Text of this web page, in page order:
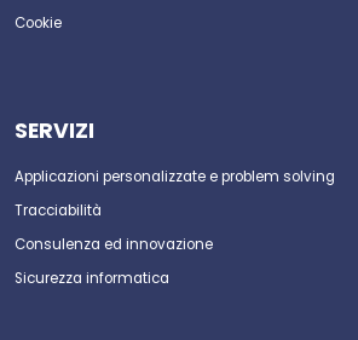
Cookie
SERVIZI
Applicazioni personalizzate e problem solving
Tracciabilità
Consulenza ed innovazione
Sicurezza informatica